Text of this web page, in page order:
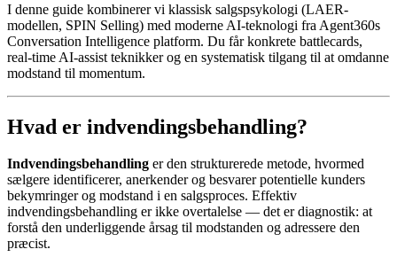
I denne guide kombinerer vi klassisk salgspsykologi (LAER-
modellen, SPIN Selling) med moderne AI-teknologi fra Agent360s
Conversation Intelligence platform. Du får konkrete battlecards,
real-time AI-assist teknikker og en systematisk tilgang til at omdanne
modstand til momentum.
Hvad er indvendingsbehandling?
Indvendingsbehandling er den strukturerede metode, hvormed
sælgere identificerer, anerkender og besvarer potentielle kunders
bekymringer og modstand i en salgsproces. Effektiv
indvendingsbehandling er ikke overtalelse — det er diagnostik: at
forstå den underliggende årsag til modstanden og adressere den
præcist.